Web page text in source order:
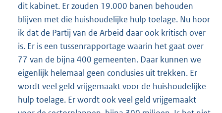
dit kabinet. Er zouden 19.000 banen behouden
blijven met die huishoudelijke hulp toelage. Nu hoor
ik dat de Partij van de Arbeid daar ook kritisch over
is. Er is een tussenrapportage waarin het gaat over
77 van de bijna 400 gemeenten. Daar kunnen we
eigenlijk helemaal geen conclusies uit trekken. Er
wordt veel geld vrijgemaakt voor de huishoudelijke
hulp toelage. Er wordt ook veel geld vrijgemaakt